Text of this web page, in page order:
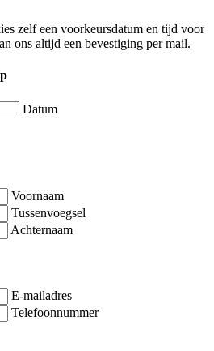
zelf een voorkeursdatum en tijd voor
ons altijd een bevestiging per mail.
Datum
Voornaam
Tussenvoegsel
Achternaam
E-mailadres
Telefoonnummer